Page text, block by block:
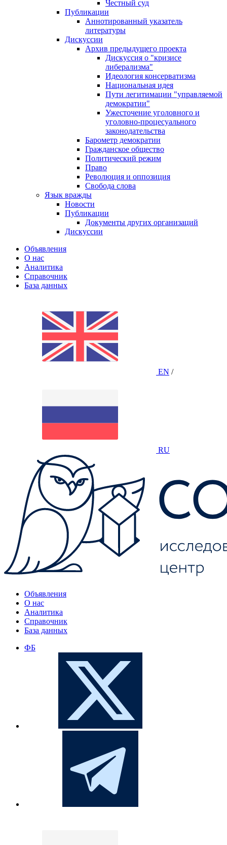
Честный суд
Публикации
Аннотированный указатель
литературы
Дискуссии
Архив предыдущего проекта
Дискуссия о "кризисе
либерализма"
Идеология консерватизма
Национальная идея
Пути легитимации "управляемой
демократии"
Ужесточение уголовного и
уголовно-процесуального
законодательства
Барометр демократии
Гражданское общество
Политический режим
Право
Революция и оппозиция
Свобода слова
Язык вражды
Новости
Публикации
Документы других организаций
Дискуссии
Объявления
О нас
Аналитика
Справочник
База данных
EN /
RU
Объявления
О нас
Аналитика
Справочник
База данных
ФБ